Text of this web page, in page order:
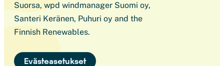
Suorsa, wpd windmanager Suomi oy,
Santeri Keränen, Puhuri oy and the
Finnish Renewables.
Evästeasetukset